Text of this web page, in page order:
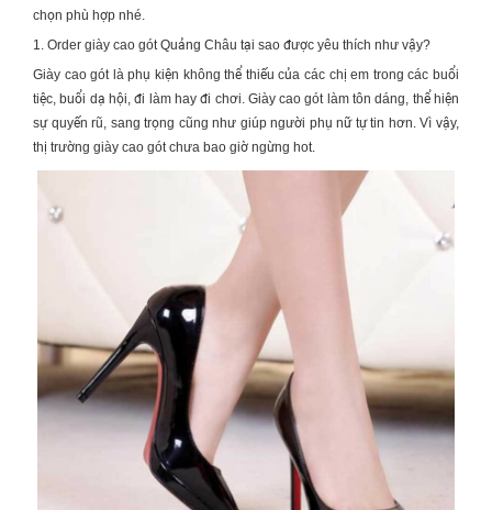
chọn phù hợp nhé.
1. Order giày cao gót Quảng Châu tại sao được yêu thích như vậy?
Giày cao gót là phụ kiện không thể thiếu của các chị em trong các buổi
tiệc, buổi dạ hội, đi làm hay đi chơi. Giày cao gót làm tôn dáng, thể hiện
sự quyến rũ, sang trọng cũng như giúp người phụ nữ tự tin hơn. Vì vậy,
thị trường giày cao gót chưa bao giờ ngừng hot.